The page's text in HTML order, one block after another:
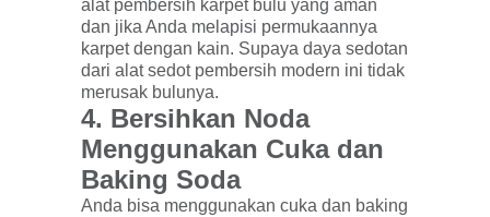
alat pembersih karpet bulu yang aman
dan jika Anda melapisi permukaannya
karpet dengan kain. Supaya daya sedotan
dari alat sedot pembersih modern ini tidak
merusak bulunya.
4. Bersihkan Noda
Menggunakan Cuka dan
Baking Soda
Anda bisa menggunakan cuka dan baking